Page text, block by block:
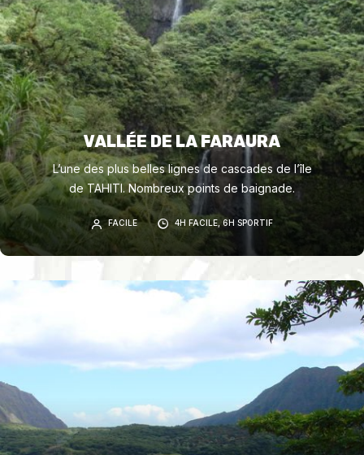
VALLÉE DE LA FARAURA
L’une des plus belles lignes de cascades de l’île
de TAHITI. Nombreux points de baignade.
FACILE 4H FACILE, 6H SPORTIF